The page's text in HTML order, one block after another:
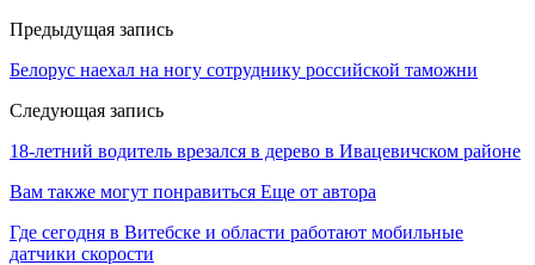
Предыдущая запись
Белорус наехал на ногу сотруднику российской таможни
Следующая запись
18-летний водитель врезался в дерево в Ивацевичском районе
Вам также могут понравиться Еще от автора
Где сегодня в Витебске и области работают мобильные
датчики скорости